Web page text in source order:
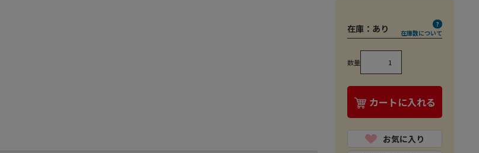
在庫： あり 在庫数について
数量
カートに入れる
お気に入り